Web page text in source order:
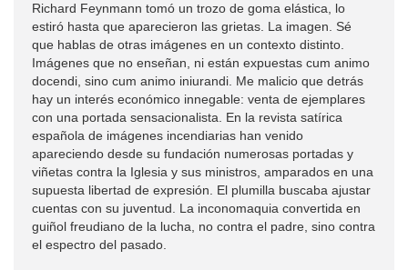
Richard Feynmann tomó un trozo de goma elástica, lo
estiró hasta que aparecieron las grietas. La imagen. Sé
que hablas de otras imágenes en un contexto distinto.
Imágenes que no enseñan, ni están expuestas cum animo
docendi, sino cum animo iniurandi. Me malicio que detrás
hay un interés económico innegable: venta de ejemplares
con una portada sensacionalista. En la revista satírica
española de imágenes incendiarias han venido
apareciendo desde su fundación numerosas portadas y
viñetas contra la Iglesia y sus ministros, amparados en una
supuesta libertad de expresión. El plumilla buscaba ajustar
cuentas con su juventud. La inconomaquia convertida en
guiñol freudiano de la lucha, no contra el padre, sino contra
el espectro del pasado.